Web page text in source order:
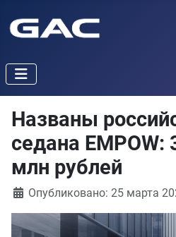
Названы
седана EMPOW:
млн рублей
Информация о материале
Опубликовано: 25 марта